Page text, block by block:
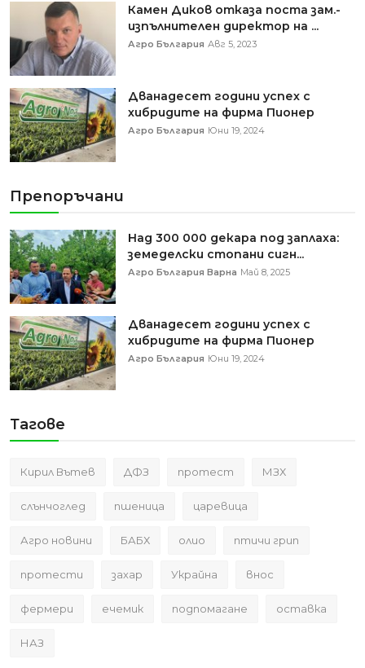
Камен Диков отказа поста зам.-
изпълнителен директор на ...
Агро България Авг 5, 2023
Дванадесет години успех с
хибридите на фирма Пионер
Агро България Юни 19, 2024
Препоръчани
Над 300 000 декара под заплаха:
земеделски стопани сигн...
Агро България Варна Май 8, 2025
Дванадесет години успех с
хибридите на фирма Пионер
Агро България Юни 19, 2024
Тагове
Кирил Вътев ДФЗ протест МЗХ
слънчоглед пшеница царевица
Агро новини БАБХ олио птичи грип
протести захар Украйна внос
фермери ечемик подпомагане оставка
НАЗ